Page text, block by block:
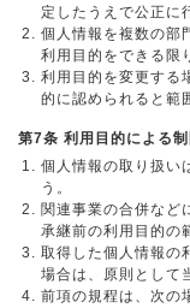
定したうえで公正に
個人情報を複数の部
利用目的をできる限
利用目的を変更する
的に認められると範
第7条 利用目的による
個人情報の取り扱い
う。
関連事業の合併など
承継前の利用目的の
取得した個人情報の
場合は、原則として
前項の規程は、次の